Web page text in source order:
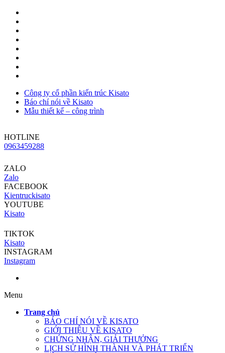
Công ty cổ phần kiến trúc Kisato
Báo chí nói về Kisato
Mẫu thiết kế – công trình
HOTLINE
0963459288
ZALO
Zalo
FACEBOOK
Kientruckisato
YOUTUBE
Kisato
TIKTOK
Kisato
INSTAGRAM
Instagram
Menu
Trang chủ
BÁO CHÍ NÓI VỀ KISATO
GIỚI THIỆU VỀ KISATO
CHỨNG NHẬN, GIẢI THƯỞNG
LỊCH SỬ HÌNH THÀNH VÀ PHÁT TRIỂN